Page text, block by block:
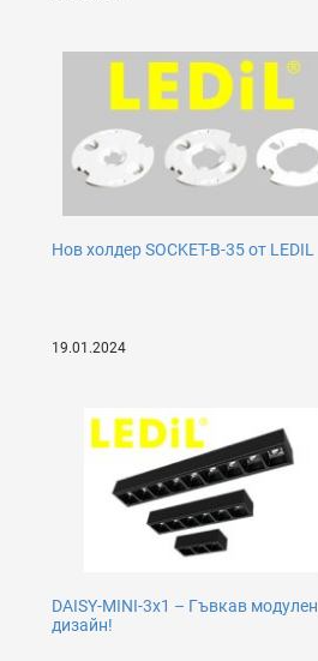
Нов холдер SOCKET-B-35 от LEDIL
19.01.2024
DAISY-MINI-3x1 – Гъвкав модулен
дизайн!